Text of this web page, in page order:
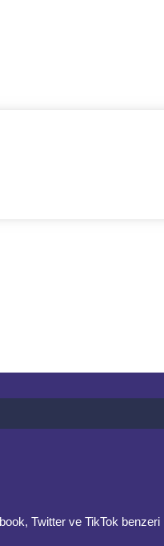
Twitter ve TikTok